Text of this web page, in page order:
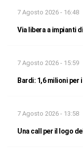
7 Agosto 2026 - 16:48
Via libera a impianti
7 Agosto 2026 - 15:59
Bardi: 1,6 milioni
7 Agosto 2026 - 13:58
Una call per il logo